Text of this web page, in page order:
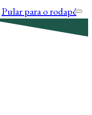
Pular para o rodapé